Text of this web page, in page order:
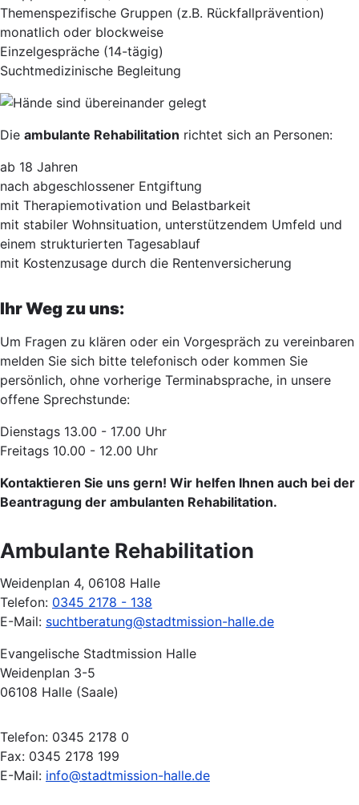
Themenspezifische Gruppen (z.B. Rückfallprävention)
monatlich oder blockweise
Einzelgespräche (14-tägig)
Suchtmedizinische Begleitung
Image
Die ambulante Rehabilitation richtet sich an Personen:
ab 18 Jahren
nach abgeschlossener Entgiftung
mit Therapiemotivation und Belastbarkeit
mit stabiler Wohnsituation, unterstützendem Umfeld und
einem strukturierten Tagesablauf
mit Kostenzusage durch die Rentenversicherung
Ihr Weg zu uns:
Um Fragen zu klären oder ein Vorgespräch zu vereinbaren
melden Sie sich bitte telefonisch oder kommen Sie
persönlich, ohne vorherige Terminabsprache, in unsere
offene Sprechstunde:
Dienstags 13.00 - 17.00 Uhr
Freitags 10.00 - 12.00 Uhr
Kontaktieren Sie uns gern! Wir helfen Ihnen auch bei der
Beantragung der ambulanten Rehabilitation.
Ambulante Rehabilitation
Weidenplan 4, 06108 Halle
Telefon: 0345 2178 - 138
E-Mail: suchtberatung@stadtmission-halle.de
Evangelische Stadtmission Halle
Weidenplan 3-5
06108 Halle (Saale)
Telefon: 0345 2178 0
Fax: 0345 2178 199
E-Mail: info@stadtmission-halle.de